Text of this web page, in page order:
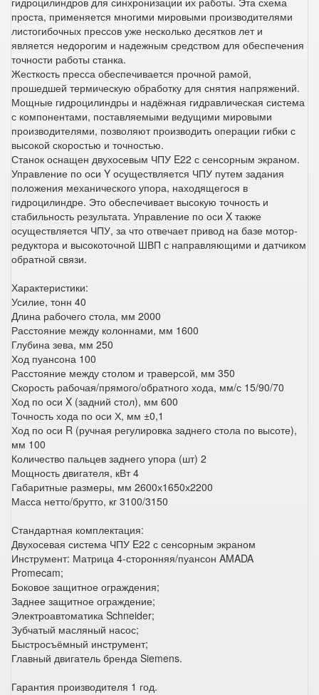
проста, применяется многими мировыми производителями
листогибочных прессов уже несколько десятков лет и
является недорогим и надежным средством для обеспечения
точности работы станка.
Жесткость пресса обеспечивается прочной рамой,
прошедшей термическую обработку для снятия напряжений.
Мощные гидроцилиндры и надёжная гидравлическая система
с компонентами, поставляемыми ведущими мировыми
производителями, позволяют производить операции гибки с
высокой скоростью и точностью.
Станок оснащен двухосевым ЧПУ E22 с сенсорным экраном.
Управление по оси Y осуществляется ЧПУ путем задания
положения механического упора, находящегося в
гидроцилиндре. Это обеспечивает высокую точность и
стабильность результата. Управление по оси X также
осуществляется ЧПУ, за что отвечает привод на базе мотор-
редуктора и высокоточной ШВП с направляющими и датчиком
обратной связи.
Характеристики:
Усилие, тонн 40
Длина рабочего стола, мм 2000
Расстояние между колоннами, мм 1600
Глубина зева, мм 250
Ход пуансона 100
Расстояние между столом и траверсой, мм 350
Скорость рабочая/прямого/обратного хода, мм/с 15/90/70
Ход по оси X (задний стол), мм 600
Точность хода по оси Х, мм ±0,1
Ход по оси R (ручная регулировка заднего стола по высоте),
мм 100
Количество пальцев заднего упора (шт) 2
Мощность двигателя, кВт 4
Габаритные размеры, мм 2600х1650х2200
Масса нетто/брутто, кг 3100/3150
Стандартная комплектация:
Двухосевая система ЧПУ E22 с сенсорным экраном
Инструмент: Матрица 4-сторонняя/пуансон AMADA
Promecam;
Боковое защитное ограждения;
Заднее защитное ограждение;
Электроавтоматика Schneider;
Зубчатый масляный насос;
Быстросъёмный инструмент;
Главный двигатель бренда Siemens.
Гарантия производителя 1 год.